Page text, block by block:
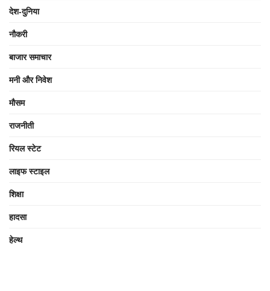
देश-दुनिया
नौकरी
बाजार समाचार
मनी और निवेश
मौसम
राजनीती
रियल स्टेट
लाइफ स्टाइल
शिक्षा
हादसा
हेल्थ